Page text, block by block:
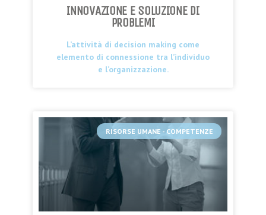
INNOVAZIONE E SOLUZIONE DI
PROBLEMI
L’attività di decision making come
elemento di connessione tra l’individuo
e l’organizzazione.
RISORSE UMANE - COMPETENZE